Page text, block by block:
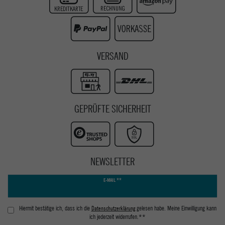
Youtube
VERSAND
GEPRÜFTE SICHERHEIT
NEWSLETTER
E-MAIL **
Hiermit bestätige ich, dass ich die Daten­schutz­erklärunggelesen habe. Meine Einwilligung kann
ich jederzeit widerrufen.**